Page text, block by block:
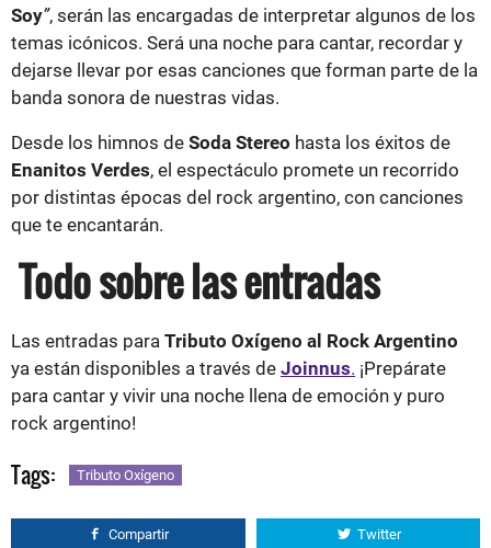
Soy”, serán las encargadas de interpretar algunos de los
temas icónicos. Será una noche para cantar, recordar y
dejarse llevar por esas canciones que forman parte de la
banda sonora de nuestras vidas.
Desde los himnos de Soda Stereo hasta los éxitos de
Enanitos Verdes, el espectáculo promete un recorrido
por distintas épocas del rock argentino, con canciones
que te encantarán.
Todo sobre las entradas
Las entradas para Tributo Oxígeno al Rock Argentino
ya están disponibles a través de Joinnus. ¡Prepárate
para cantar y vivir una noche llena de emoción y puro
rock argentino!
Tags: Tributo Oxígeno
Compartir Twitter